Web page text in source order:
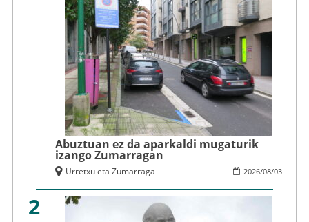
Abuztuan ez da aparkaldi mugaturik
izango Zumarragan
2026/08/03
Urretxu eta Zumarraga
2